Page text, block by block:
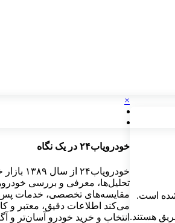
هستند.
×
خودرویاب۲۴ در یک نگاه
تحلیل‌ها، معرفی و بررسی
مقایسه‌های تخصصی، خدمات پس
می‌کند اطلاعات دقیق، معتبر و
انتخاب و خرید خودرو آسان‌تر و